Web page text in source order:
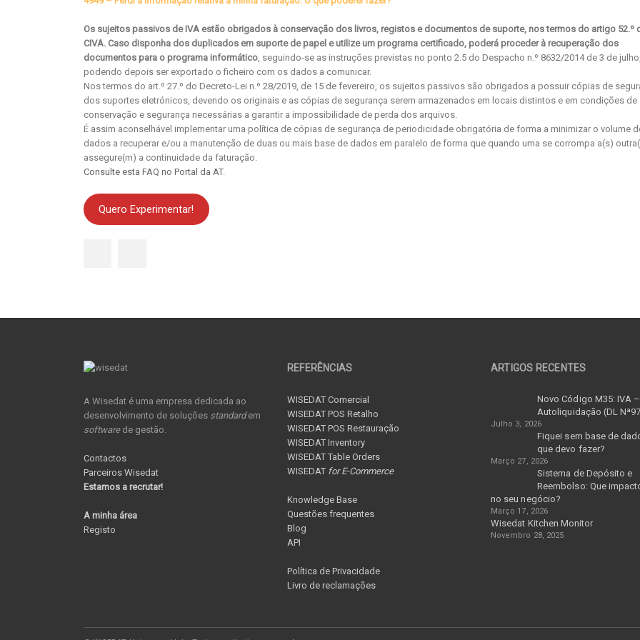
Os sujeitos passivos de IVA estão obrigados à conservação dos livros, registos e documentos de suporte, nos termos do artigo 52.º
CIVA. Caso disponha dos duplicados em suporte de papel e utilize um programa certificado, poderá proceder à recuperação dos
documentos para o programa informático, seguindo-se as instruções previstas no ponto 2.5 do Despacho n.º 8632/2014 de 3 de julho,
podendo depois ser exportado o ficheiro com os dados a comunicar.
Nos termos do art.º 27.º do Decreto-Lei n.º 28/2019, de 15 de fevereiro, os sujeitos passivos são obrigados a possuir cópias de
dos suportes eletrónicos, devendo os originais e as cópias de segurança serem armazenados em locais distintos e em condições de
conservação e segurança necessárias a garantir a impossibilidade de perda dos arquivos.
É assim aconselhável implementar uma política de cópias de segurança de periodicidade obrigatória de forma a minimizar o volume
dados a recuperar e/ou a manutenção de duas ou mais base de dados em paralelo de forma que quando uma se corrompa a(s)
assegure(m) a continuidade da faturação.
Consulte esta FAQ no Portal da AT.
Quero Experimentar!
A Wisedat é uma empresa dedicada ao
desenvolvimento de soluções standardem
softwarede gestão.
Contactos
Parceiros Wisedat
Estamos a recrutar!
A minha área
Registo
REFERÊNCIAS
WISEDAT Comercial
WISEDAT POS Retalho
WISEDAT POS Restauração
WISEDAT Inventory
WISEDAT Table Orders
WISEDAT for E-Commerce
Knowledge Base
Questões frequentes
Blog
API
Política de Privacidade
Livro de reclamações
ARTIGOS RECENTES
Novo Código M35: IVA –
Autoliquidação (DL
Julho 3, 2026
Fiquei sem base de
que devo fazer?
Março 27, 2026
Sistema de Depósito e
Reembolso: Que
no seu negócio?
Março 17, 2026
Wisedat Kitchen Monitor
Novembro 28, 2025